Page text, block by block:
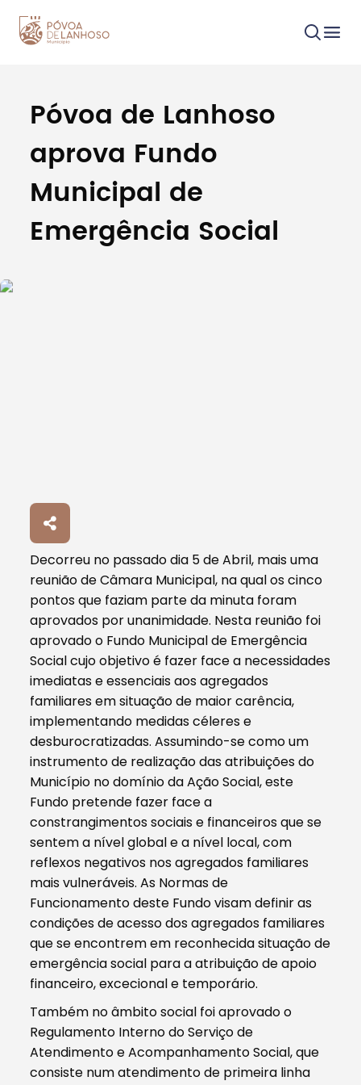
Procurar
Tipo de conteúdo
Póvoa de Lanhoso
aprova Fundo
Municipal de
Emergência Social
Decorreu no passado dia 5 de Abril, mais uma
reunião de Câmara Municipal, na qual os cinco
pontos que faziam parte da minuta foram
aprovados por unanimidade. Nesta reunião foi
aprovado o Fundo Municipal de Emergência
Social cujo objetivo é fazer face a necessidades
imediatas e essenciais aos agregados
familiares em situação de maior carência,
implementando medidas céleres e
desburocratizadas. Assumindo-se como um
instrumento de realização das atribuições do
Município no domínio da Ação Social, este
Fundo pretende fazer face a
constrangimentos sociais e financeiros que se
sentem a nível global e a nível local, com
reflexos negativos nos agregados familiares
mais vulneráveis. As Normas de
Funcionamento deste Fundo visam definir as
condições de acesso dos agregados familiares
que se encontrem em reconhecida situação de
emergência social para a atribuição de apoio
financeiro, excecional e temporário.
Também no âmbito social foi aprovado o
Regulamento Interno do Serviço de
Atendimento e Acompanhamento Social, que
consiste num atendimento de primeira linha